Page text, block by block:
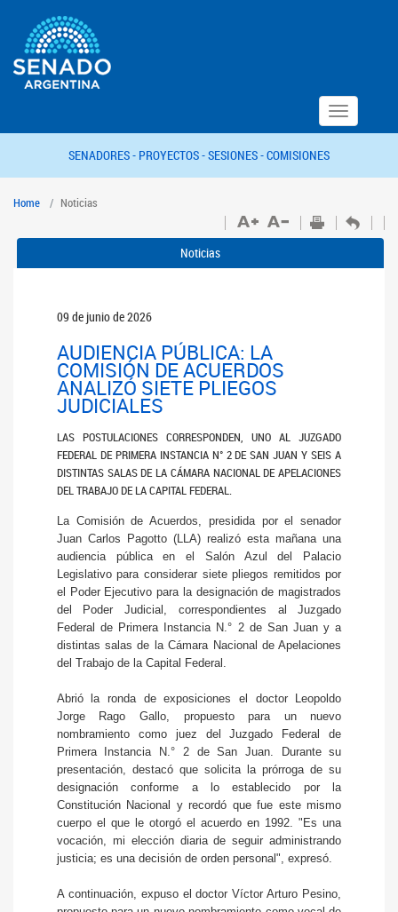
Toggle
navigation
SENADORES - PROYECTOS -SESIONES -COMISIONES
Home Noticias
Noticias
09 de junio de 2026
AUDIENCIA PÚBLICA: LA
COMISIÓN DE ACUERDOS
ANALIZÓ SIETE PLIEGOS
JUDICIALES
LAS POSTULACIONES CORRESPONDEN, UNO AL JUZGADO
FEDERAL DE PRIMERA INSTANCIA N° 2 DE SAN JUAN Y SEIS A
DISTINTAS SALAS DE LA CÁMARA NACIONAL DE APELACIONES
DEL TRABAJO DE LA CAPITAL FEDERAL.
La Comisión de Acuerdos, presidida por el senador
Juan Carlos Pagotto (LLA) realizó esta mañana una
audiencia pública en el Salón Azul del Palacio
Legislativo para considerar siete pliegos remitidos por
el Poder Ejecutivo para la designación de magistrados
del Poder Judicial, correspondientes al Juzgado
Federal de Primera Instancia N.° 2 de San Juan y a
distintas salas de la Cámara Nacional de Apelaciones
del Trabajo de la Capital Federal.
Abrió la ronda de exposiciones el doctor Leopoldo
Jorge Rago Gallo, propuesto para un nuevo
nombramiento como juez del Juzgado Federal de
Primera Instancia N.° 2 de San Juan. Durante su
presentación, destacó que solicita la prórroga de su
designación conforme a lo establecido por la
Constitución Nacional y recordó que fue este mismo
cuerpo el que le otorgó el acuerdo en 1992. "Es una
vocación, mi elección diaria de seguir administrando
justicia; es una decisión de orden personal", expresó.
A continuación, expuso el doctor Víctor Arturo Pesino,